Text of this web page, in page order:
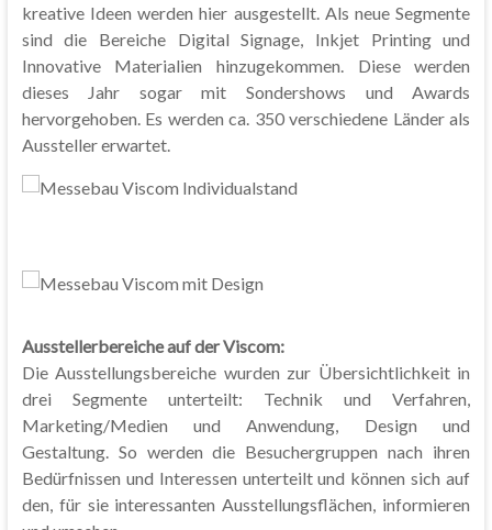
kreative Ideen werden hier ausgestellt. Als neue Segmente
sind die Bereiche Digital Signage, Inkjet Printing und
Innovative Materialien hinzugekommen. Diese werden
dieses Jahr sogar mit Sondershows und Awards
hervorgehoben. Es werden ca. 350 verschiedene Länder als
Aussteller erwartet.
Ausstellerbereiche auf der Viscom:
Die Ausstellungsbereiche wurden zur Übersichtlichkeit in
drei Segmente unterteilt: Technik und Verfahren,
Marketing/Medien und Anwendung, Design und
Gestaltung. So werden die Besuchergruppen nach ihren
Bedürfnissen und Interessen unterteilt und können sich auf
den, für sie interessanten Ausstellungsflächen, informieren